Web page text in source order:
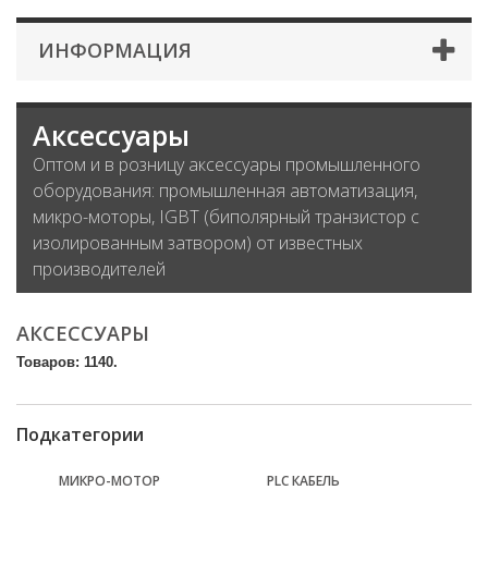
ИНФОРМАЦИЯ
Аксессуары
Оптом и в розницу аксессуары промышленного
оборудования: промышленная автоматизация,
микро-моторы, IGBT (биполярный транзистор с
изолированным затвором) от известных
производителей
АКСЕССУАРЫ
Товаров: 1140.
Подкатегории
МИКРО-МОТОР PLC КАБЕЛЬ